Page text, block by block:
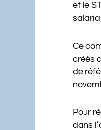
et le
Ce
créés
de
Pour
dans